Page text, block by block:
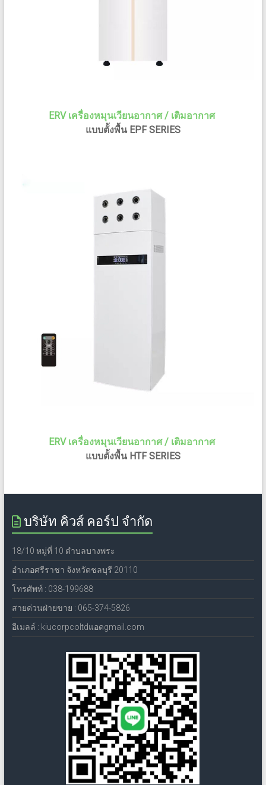
ERV เครื่องหมุนเวียนอากาศ / เติมอากาศ
แบบตั้งพื้น EPF SERIES
ERV เครื่องหมุนเวียนอากาศ / เติมอากาศ
แบบตั้งพื้น HTF SERIES
บริษัท คิวส์ คอร์ป จำกัด
18/10 หมู่ที่ 10 ตำบลบางพระ
อำเภอศรีราชา จังหวัดชลบุรี 20110
โทรศัพท์ : 038-199688
สายด่วนฝ่ายขาย : 065-374-5826
อีเมลล์ : kiucorpcoltdแอดgmail.com